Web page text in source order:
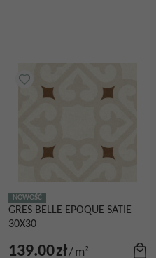
NOWOŚĆ
GRES BELLE EPOQUE SATIE
30X30
139.00zł/m²